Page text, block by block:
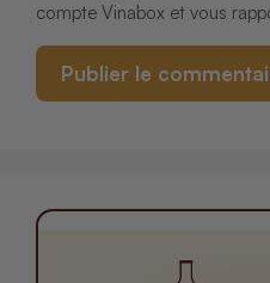
compte Vinabox et vous